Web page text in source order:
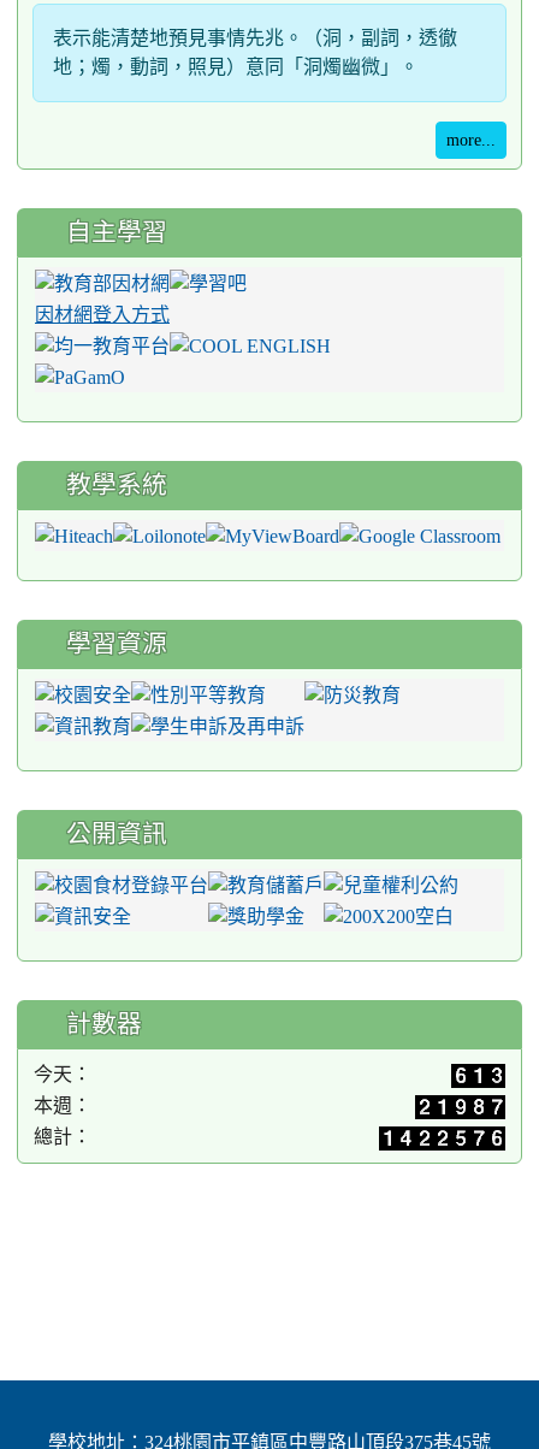
表示能清楚地預見事情先兆。（洞，副詞，透徹
地；燭，動詞，照見）意同「洞燭幽微」。
more...
自主學習
因材網登入方式
教學系統
學習資源
公開資訊
計數器
今天：
本週：
總計：
學校地址：324桃園市平鎮區中豐路山頂段375巷45號